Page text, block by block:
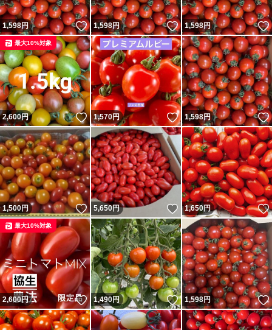
1,598円 いいね！
1,598円 いいね！
1,598円
2,600円 いいね！
最大10%対象
1,570円 いいね！
1,598円
1,500円 いいね！
5,650円 いいね！
1,650円
2,600円 いいね！
最大10%対象
1,490円 いいね！
1,598円